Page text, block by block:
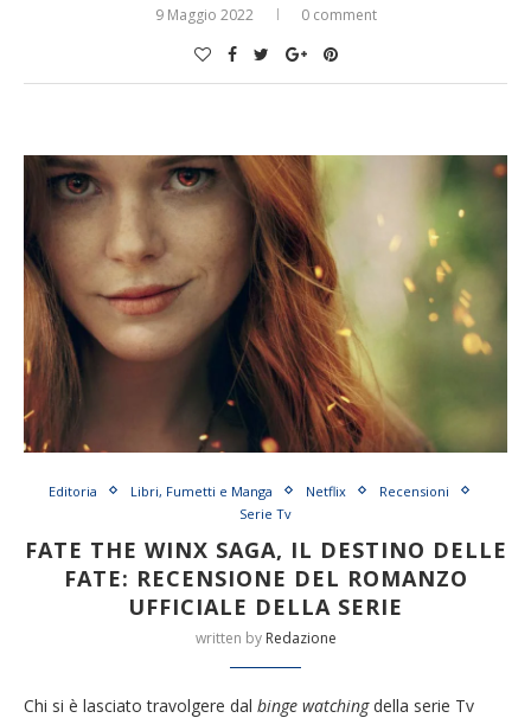
9 Maggio 2022 0 comment
Editoria Libri, Fumetti e Manga Netflix
Recensioni
Serie Tv
FATE THE WINX SAGA, IL DESTINO DELLE
FATE: RECENSIONE DEL ROMANZO
UFFICIALE DELLA SERIE
written by Redazione
Chi si è lasciato travolgere dal binge watchingdella serie Tv